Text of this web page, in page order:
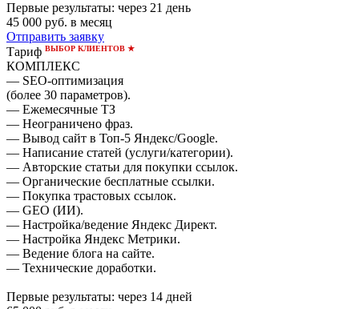
Первые результаты: через 21 день
45 000 руб. в месяц
Отправить заявку
Тариф ВЫБОР КЛИЕНТОВ ★
КОМПЛЕКС
— SEO-оптимизация
(более 30 параметров).
— Ежемесячные ТЗ
— Неограничено фраз.
— Вывод сайт в Топ-5 Яндекс/Google.
— Написание статей (услуги/категории).
— Авторские статьи для покупки ссылок.
— Органические бесплатные ссылки.
— Покупка трастовых ссылок.
— GEO (ИИ).
— Настройка/ведение Яндекс Директ.
— Настройка Яндекс Метрики.
— Ведение блога на сайте.
— Технические доработки.
Первые результаты: через 14 дней